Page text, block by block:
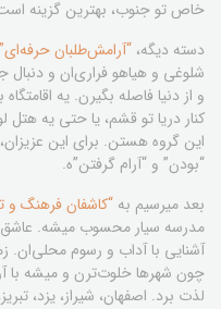
خاص تو جنوب، بهترین گزینه
دسته دیگه، “آرامش‌طلبان حرفه‌ای”
شلوغی و هیاهو فراری‌ان و
و از دنیا فاصله بگیرن. یه
کنار دریا تو قشم، یا حتی یه
این گروه هستن. برای این
“بودن” و “آرام گرفتن”ه.
بعد میرسیم به “کاشفان فرهنگ و
مدرسه سیار محسوب میشه. عاشق
آشنایی با آداب و رسوم محلی‌ان.
چون شهرها خلوت‌ترن و میشه با
لذت برد. اصفهان، شیراز، یزد،